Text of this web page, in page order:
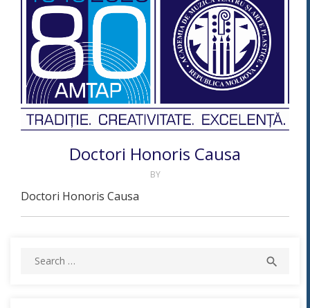
Doctori Honoris Causa
BY
Doctori Honoris Causa
Search
